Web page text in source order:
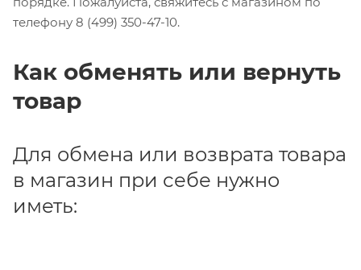
телефону 8 (499) 350-47-10.
Как обменять или вернуть
товар
Для обмена или возврата товара
в магазин при себе нужно
иметь: